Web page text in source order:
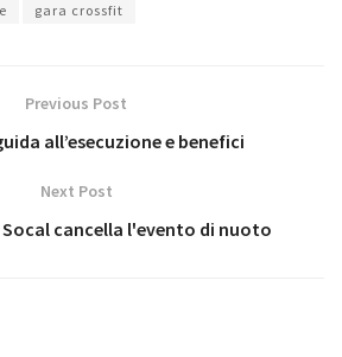
gara crossfit
Previous Post
all’esecuzione e benefici
Next Post
cancella l'evento di nuoto